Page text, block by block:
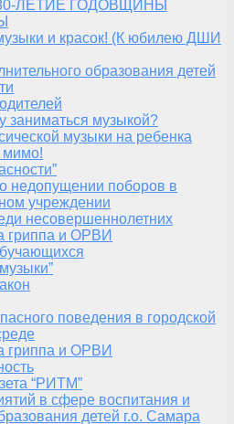
ЛЕТИЕ ГОДОВЩИНЫ
и красок! (К юбилею ДШИ
образования детей
заниматься музыкой?
музыки на ребенка
мимо!
недопущении поборов в
учреждении
несовершеннолетних
гриппа и ОРВИ
поведения в городской
гриппа и ОРВИ
“РИТМ”
в сфере воспитания и
детей г.о. Самара